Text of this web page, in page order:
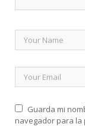
Guarda mi
navegador para la